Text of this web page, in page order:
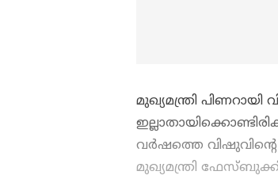
മുഖ്യമന്ത്രി
വർഷത്തെ
മുഖ്യമന്ത്രി